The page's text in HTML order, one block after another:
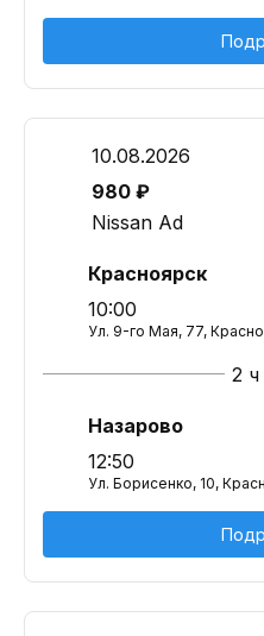
10.08.2026
980 ₽
Nissan Ad
Красноярск
10:00
Ул. 9-го Мая, 77,
2
Назарово
12:50
Ул. Борисенко, 10,